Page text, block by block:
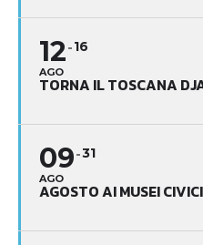
12
AGO
16
TORNA IL TOSCANA
09
AGO
31
AGOSTO AI MUSEI CIVICI